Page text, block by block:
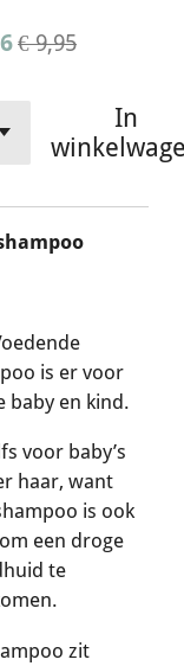
€ 9,95
In
is er voor
baby en kind.
voor baby’s
haar, want
is ook
een droge
te
zit